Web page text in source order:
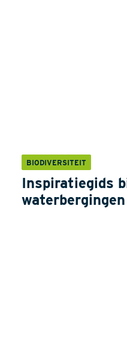
BIODIVERSITEIT
Inspiratiegids
waterbergingen